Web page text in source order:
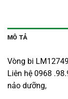
MÔ TẢ
Vòng bi
Liên hệ 0968
nảo dưỡng,